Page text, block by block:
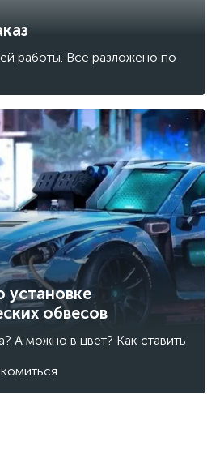
работы. Все разложено по
установке
обвесов
А можно в цвет? Как ставить